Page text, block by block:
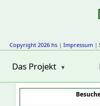
Copyright 2026 hs | Impressum |
Das Projekt